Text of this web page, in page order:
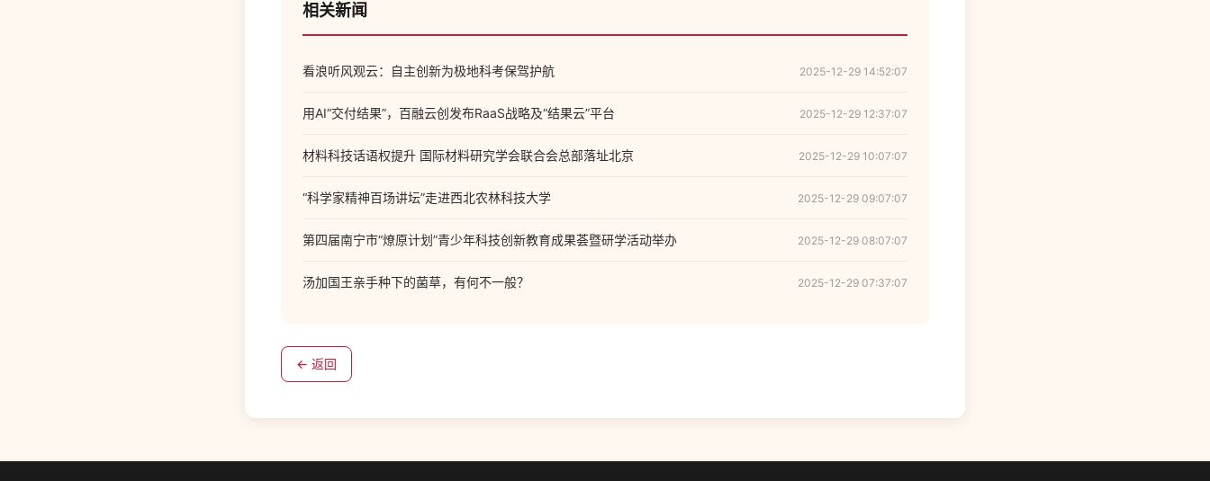
相关新闻
看浪听风观云：自主创新为极地科考保驾护航 2025-12-29 14:52:07
用AI“交付结果”，百融云创发布RaaS战略及“结果云”平台 2025-12-29 12:37:07
材料科技话语权提升 国际材料研究学会联合会总部落址北京 2025-12-29 10:07:07
“科学家精神百场讲坛”走进西北农林科技大学 2025-12-29 09:07:07
第四届南宁市“燎原计划”青少年科技创新教育成果荟暨研学活动举办 2025-12-29 08:07:07
汤加国王亲手种下的菌草，有何不一般？ 2025-12-29 07:37:07
← 返回